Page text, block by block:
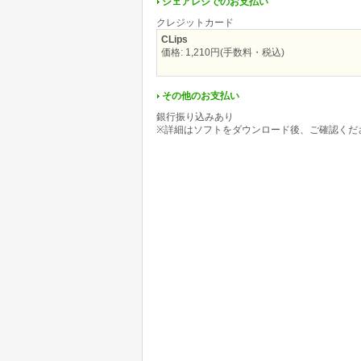
クレジットカード
CLips
価格: 1,210円(手数料・税込)
その他のお支払い
銀行振り込みあり
※詳細はソフトをダウンロード後、ご確認くだ